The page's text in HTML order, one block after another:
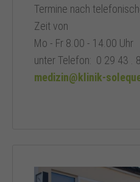
Termine nach
Zeit von
Mo - Fr 8.00 - 14.00 Uhr
unter Telefon: 0 29 43 .
medizin@klinik-